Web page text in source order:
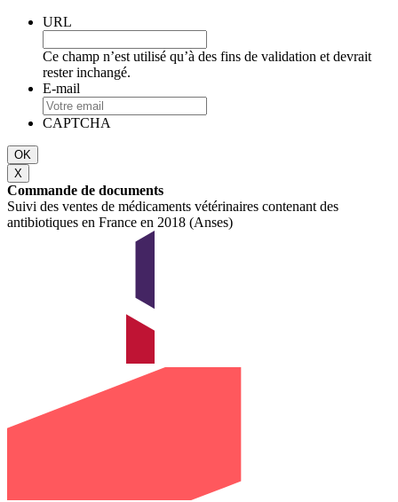
URL
Ce champ n’est utilisé qu’à des fins de validation et devrait
rester inchangé.
E-mail
CAPTCHA
X
Commande de documents
Suivi des ventes de médicaments vétérinaires contenant des
antibiotiques en France en 2018 (Anses)